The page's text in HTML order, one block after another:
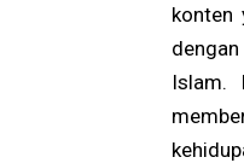
konten
Islam.